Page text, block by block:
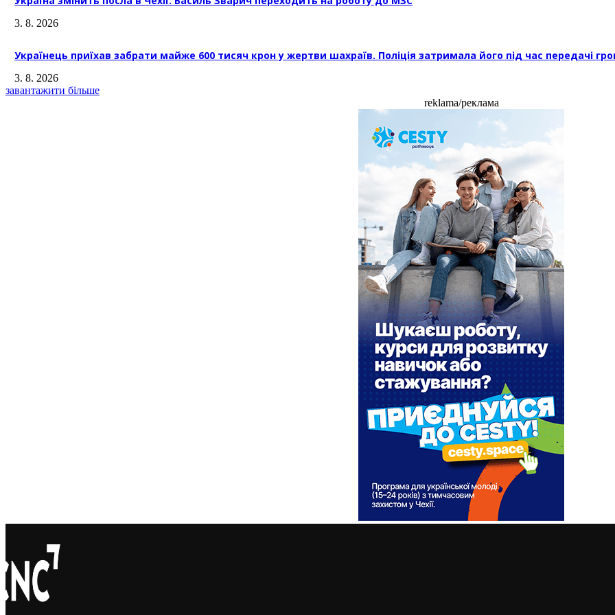
3. 8. 2026
Українець приїхав забрати майже 600 тисяч крон у жертви шахраїв. Поліція затримала його під час передачі
3. 8. 2026
завантажити більше
reklama/реклама